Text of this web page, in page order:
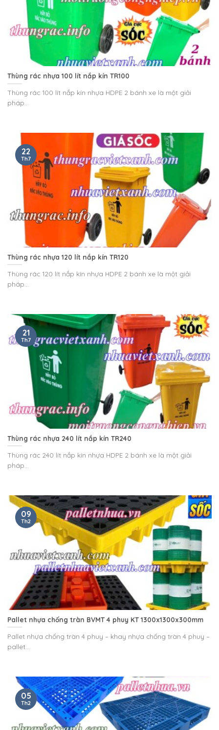
Thùng rác nhựa 100 lít nắp kín TR100
Thùng rác 100 lít nắp kín nhựa HDPE 2 bánh xe là một giải
pháp...
Thùng rác nhựa 120 lít nắp kín TR120
Thùng rác 120 lít nắp kín nhựa HDPE 2 bánh xe là một giải
pháp...
22
Th7
Thùng rác nhựa 240 lít nắp kín TR240
Thùng rác 240 lít nắp kín nhựa HDPE 2 bánh xe là một giải
pháp...
21
Th7
Pallet nhựa chống tràn BVMT 4 phuy KT 1300x1300x300mm
Pallet nhựa chống tràn 4 phuy – khay nhựa chống tràn 4 phuy –
pallet...
09
Th2
05
Th2